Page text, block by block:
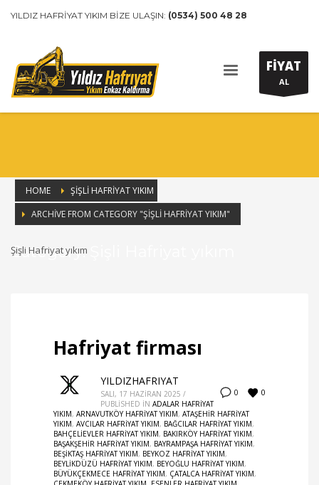
YILDIZ HAFRİYAT YIKIM BİZE ULAŞIN: (0534) 500 48 28
FİYAT
AL
HOME
ŞIŞLI HAFRIYAT YIKIM
ARCHIVE FROM CATEGORY "ŞIŞLI HAFRIYAT YIKIM"
Category: Şişli Hafriyat yıkım
Şişli Hafriyat yıkım
Hafriyat firması
0 0
YILDIZHAFRIYAT
SALI, 17 HAZIRAN 2025 /
PUBLISHED IN ADALAR HAFRIYAT
YIKIM, ARNAVUTKÖY HAFRIYAT YIKIM, ATAŞEHIR HAFRIYAT
YIKIM, AVCILAR HAFRIYAT YIKIM, BAĞCILAR HAFRIYAT YIKIM,
BAHÇELIEVLER HAFRIYAT YIKIM, BAKIRKÖY HAFRIYAT YIKIM,
BAŞAKŞEHIR HAFRIYAT YIKIM, BAYRAMPAŞA HAFRIYAT YIKIM,
BEŞIKTAŞ HAFRIYAT YIKIM, BEYKOZ HAFRIYAT YIKIM,
BEYLIKDÜZÜ HAFRIYAT YIKIM, BEYOĞLU HAFRIYAT YIKIM,
BÜYÜKÇEKMECE HAFRIYAT YIKIM, ÇATALCA HAFRIYAT YIKIM,